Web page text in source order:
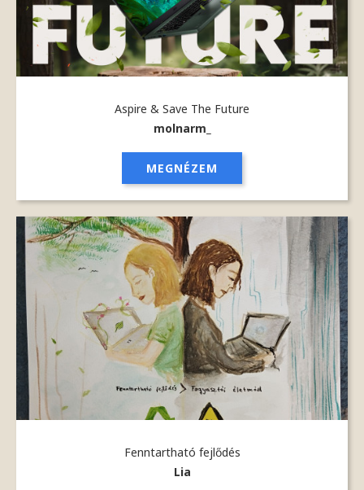
Aspire & Save The Future
molnarm_
MEGNÉZEM
Fenntartható fejlődés
Lia